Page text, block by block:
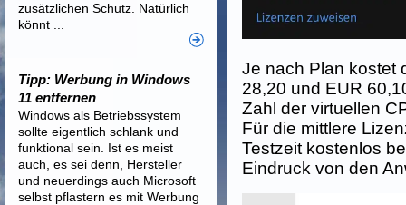
Je nach Plan kostet
28,20 und EUR
Zahl der virtuellen
Für die mittlere
Testzeit kostenlos
Eindruck von den
zusätzlichen Schutz. Natürlich
könnt ...
Tipp: Werbung in Windows
11 entfernen
Windows als Betriebssystem
sollte eigentlich schlank und
funktional sein. Ist es meist
auch, es sei denn, Hersteller
und neuerdings auch Microsoft
selbst pflastern es mit Werbung